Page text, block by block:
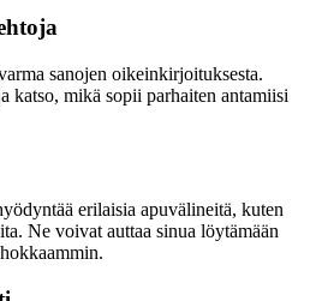
sanojen oikeinkirjoituksesta.
katso, mikä sopii parhaiten antamiisi
erilaisia apuvälineitä, kuten
Ne voivat auttaa sinua löytämään